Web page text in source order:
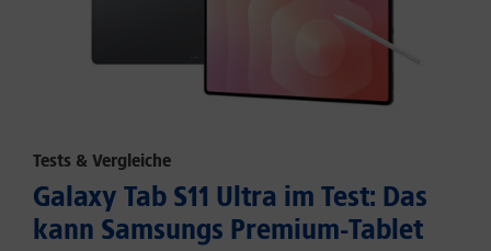
Tests & Vergleiche
Galaxy Tab S11 Ultra im Test: Das
kann Samsungs Premium-Tablet